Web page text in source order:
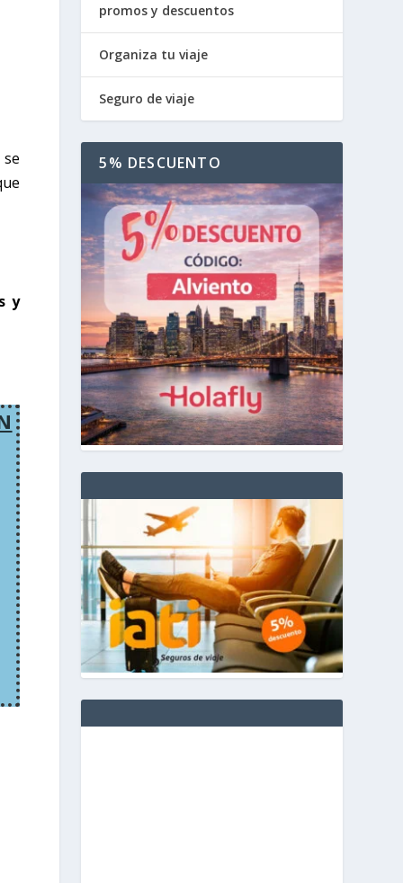
y
promos y descuentos
Organiza tu viaje
Seguro de viaje
5% DESCUENTO